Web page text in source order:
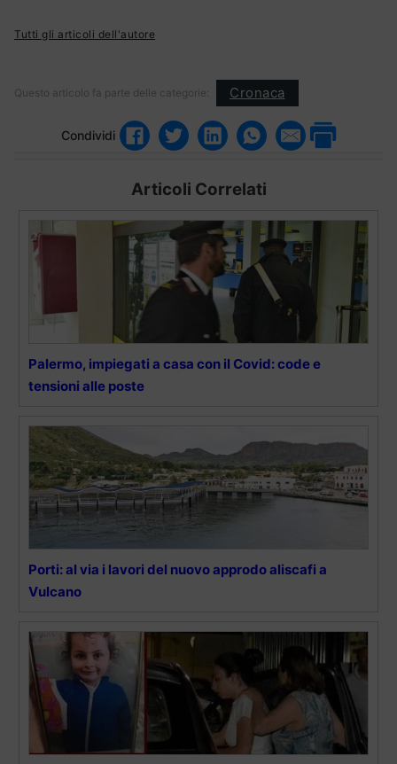
Tutti gli articoli dell'autore
Questo articolo fa parte delle categorie: Cronaca
Condividi
Articoli Correlati
Palermo, impiegati a casa con il Covid: code e
tensioni alle poste
Porti: al via i lavori del nuovo approdo aliscafi a
Vulcano